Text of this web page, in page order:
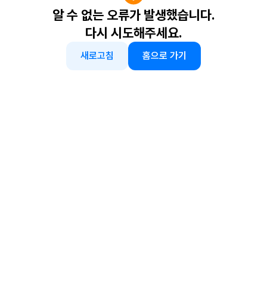
알 수 없는 오류가 발생했습니다.
다시 시도해주세요.
새로고침 홈으로 가기